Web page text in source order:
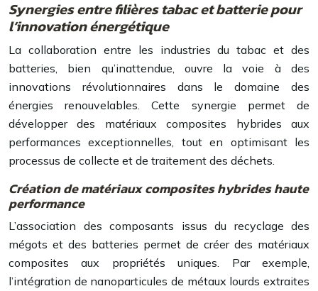
Synergies entre filières tabac et batterie pour
l’innovation énergétique
La collaboration entre les industries du tabac et des
batteries, bien qu’inattendue, ouvre la voie à des
innovations révolutionnaires dans le domaine des
énergies renouvelables. Cette synergie permet de
développer des matériaux composites hybrides aux
performances exceptionnelles, tout en optimisant les
processus de collecte et de traitement des déchets.
Création de matériaux composites hybrides haute
performance
L’association des composants issus du recyclage des
mégots et des batteries permet de créer des matériaux
composites aux propriétés uniques. Par exemple,
l’intégration de nanoparticules de métaux lourds extraites